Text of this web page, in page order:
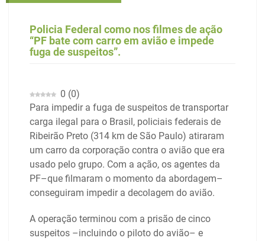
Policia Federal como nos filmes de ação
“PF bate com carro em avião e impede
fuga de suspeitos”.
0 (0)
Para impedir a fuga de suspeitos de transportar
carga ilegal para o Brasil, policiais federais de
Ribeirão Preto (314 km de São Paulo) atiraram
um carro da corporação contra o avião que era
usado pelo grupo. Com a ação, os agentes da
PF–que filmaram o momento da abordagem–
conseguiram impedir a decolagem do avião.
A operação terminou com a prisão de cinco
suspeitos –incluindo o piloto do avião– e